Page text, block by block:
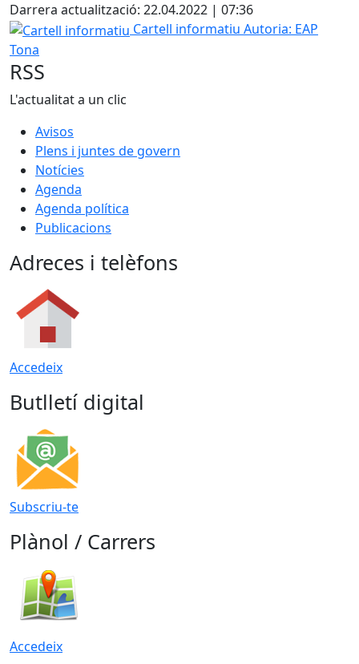
Darrera actualització: 22.04.2022 | 07:36
Cartell informatiu
Cartell informatiu Autoria: EAP
Tona
RSS
L'actualitat a un clic
Avisos
Plens i juntes de govern
Notícies
Agenda
Agenda política
Publicacions
Adreces i telèfons
Accedeix
Butlletí digital
Subscriu-te
Plànol / Carrers
Accedeix